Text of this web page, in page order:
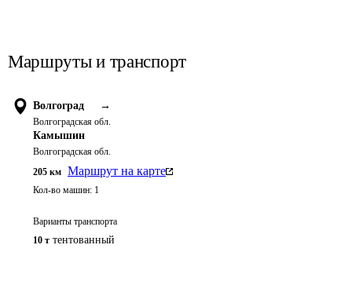
Маршруты и транспорт
Волгоград →
Волгоградская обл.
Камышин
Волгоградская обл.
205 км Маршрут на карте
Кол-во машин: 1
Варианты транспорта
10 т тентованный